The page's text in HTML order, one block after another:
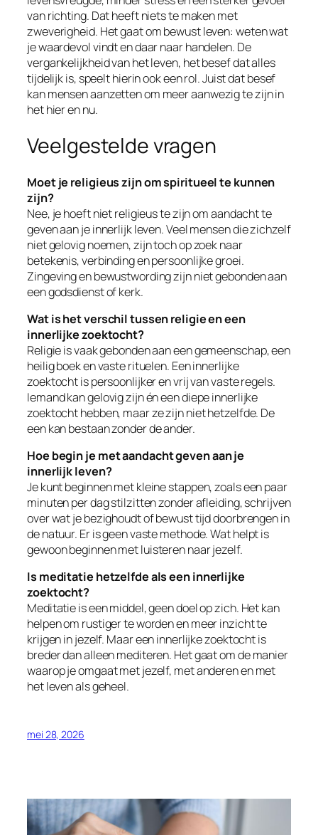
van richting. Dat heeft niets te maken met
zweverigheid. Het gaat om bewust leven: weten wat
je waardevol vindt en daar naar handelen. De
vergankelijkheid van het leven, het besef dat alles
tijdelijk is, speelt hierin ook een rol. Juist dat besef
kan mensen aanzetten om meer aanwezig te zijn in
het hier en nu.
Veelgestelde vragen
Moet je religieus zijn om spiritueel te kunnen
zijn?
Nee, je hoeft niet religieus te zijn om aandacht te
geven aan je innerlijk leven. Veel mensen die zichzelf
niet gelovig noemen, zijn toch op zoek naar
betekenis, verbinding en persoonlijke groei.
Zingeving en bewustwording zijn niet gebonden aan
een godsdienst of kerk.
Wat is het verschil tussen religie en een
innerlijke zoektocht?
Religie is vaak gebonden aan een gemeenschap, een
heilig boek en vaste rituelen. Een innerlijke
zoektocht is persoonlijker en vrij van vaste regels.
Iemand kan gelovig zijn én een diepe innerlijke
zoektocht hebben, maar ze zijn niet hetzelfde. De
een kan bestaan zonder de ander.
Hoe begin je met aandacht geven aan je
innerlijk leven?
Je kunt beginnen met kleine stappen, zoals een paar
minuten per dag stilzitten zonder afleiding, schrijven
over wat je bezighoudt of bewust tijd doorbrengen in
de natuur. Er is geen vaste methode. Wat helpt is
gewoon beginnen met luisteren naar jezelf.
Is meditatie hetzelfde als een innerlijke
zoektocht?
Meditatie is een middel, geen doel op zich. Het kan
helpen om rustiger te worden en meer inzicht te
krijgen in jezelf. Maar een innerlijke zoektocht is
breder dan alleen mediteren. Het gaat om de manier
waarop je omgaat met jezelf, met anderen en met
het leven als geheel.
mei 28, 2026